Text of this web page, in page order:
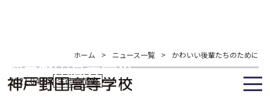
ホーム > ニュース一覧 > かわいい後輩たちのために
2021.04.12 生徒会情報